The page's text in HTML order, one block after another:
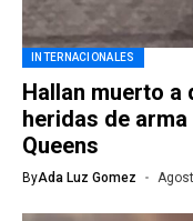
INTERNACIONALES
Hallan muerto a
heridas de
Queens
ByAda Luz Gomez